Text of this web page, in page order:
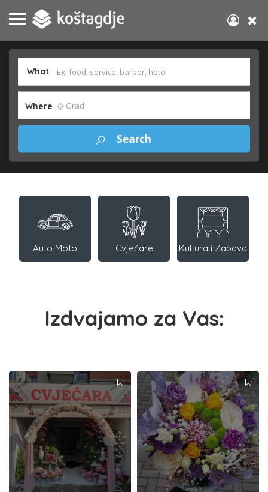
What
Where
Auto Moto Cvjećare Kultura i Zabava
Izdvajamo za Vas: